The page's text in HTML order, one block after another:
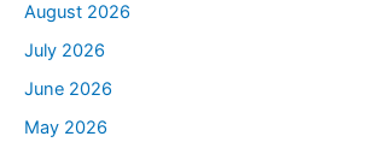
August 2026
July 2026
June 2026
May 2026